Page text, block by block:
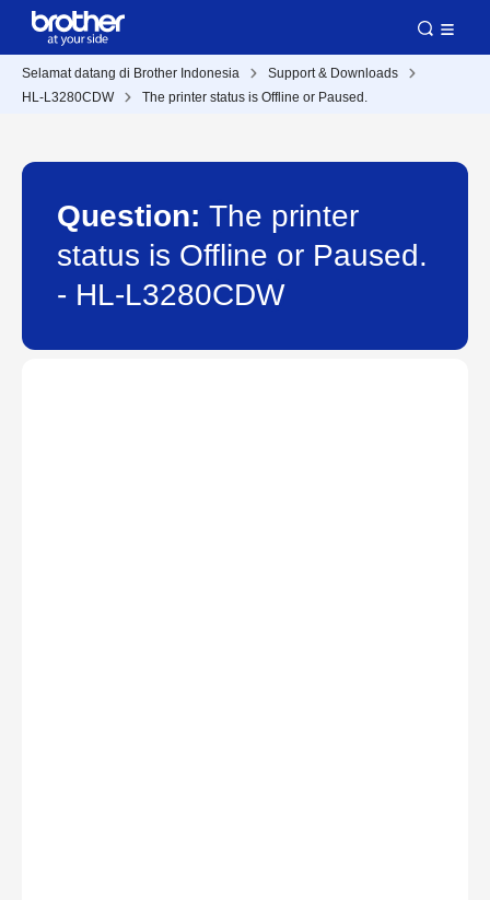
Selamat datang di Brother Indonesia
Support & Downloads
HL-L3280CDW
The printer status is Offline or Paused.
Question: The printer
status is Offline or Paused.
- HL-L3280CDW